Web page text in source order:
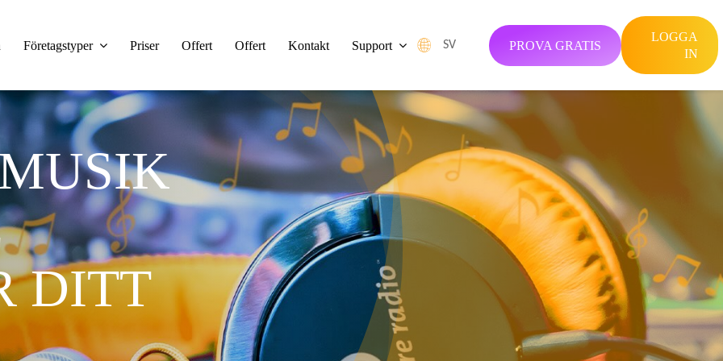
Företagstyper Priser Offert Offert Kontakt Support SV PROVA GRATIS
LOGGA
IN
DITT